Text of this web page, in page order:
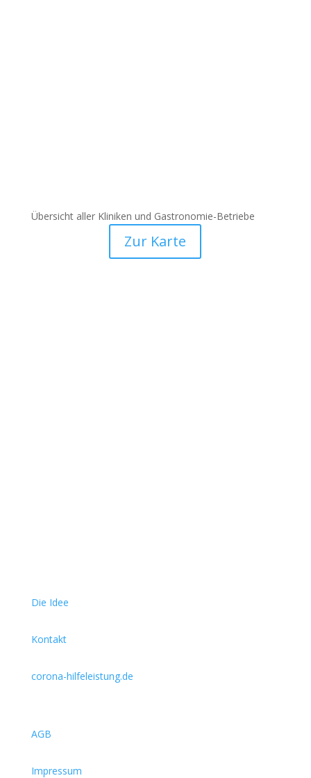
Übersicht aller Kliniken und Gastronomie-Betriebe
Zur Karte
Die Idee
Kontakt
corona-hilfeleistung.de
AGB
Impressum